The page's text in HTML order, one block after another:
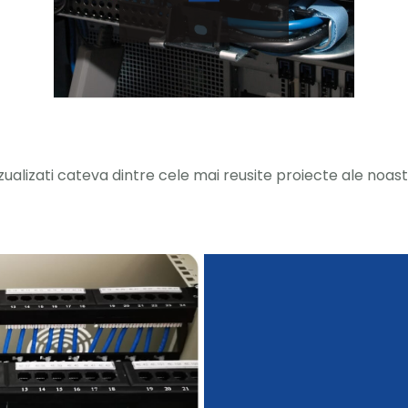
cateva dintre cele mai reusite proiecte ale